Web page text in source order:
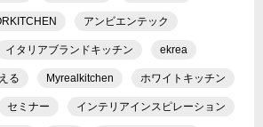
アンビエンテック
イタリアブランドキッチン ekrea
る Myrealkitchen ホワイトキッチン
セミナー インテリアインスピレーション